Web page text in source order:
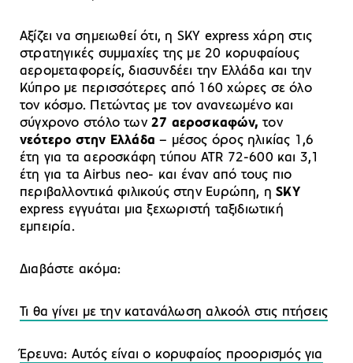
Αξίζει να σημειωθεί ότι, η SKY express χάρη στις
στρατηγικές συμμαχίες της με 20 κορυφαίους
αερομεταφορείς, διασυνδέει την Ελλάδα και την
Κύπρο με περισσότερες από 160 χώρες σε όλο
τον κόσμο. Πετώντας με τον ανανεωμένο και
σύγχρονο στόλο των 27 αεροσκαφών,τον
νεότερο στην Ελλάδα – μέσος όρος ηλικίας 1,6
έτη για τα αεροσκάφη τύπου ATR 72-600 και 3,1
έτη για τα Airbus neo- και έναν από τους πιο
περιβαλλοντικά φιλικούς στην Ευρώπη, ηSKY
express εγγυάται μια ξεχωριστή ταξιδιωτική
εμπειρία.
Διαβάστε ακόμα:
Τι θα γίνει με την κατανάλωση αλκοόλ στις πτήσεις
Έρευνα: Αυτός είναι ο κορυφαίος προορισμός για